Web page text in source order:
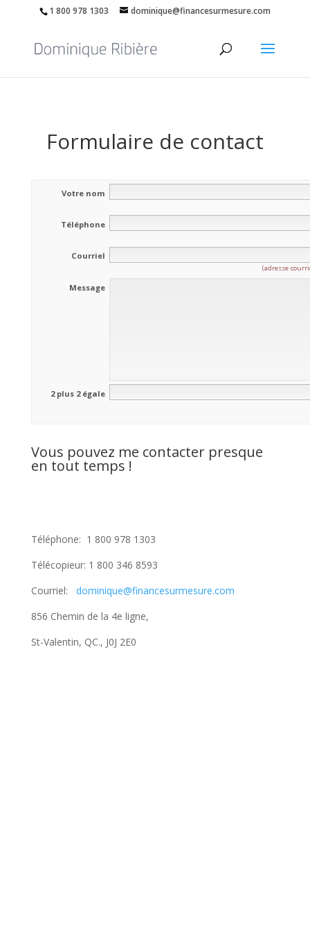
1 800 978 1303 dominique@financesurmesure.com
Formulaire de contact
Votre nom
Téléphone
Courriel
(adresse
Message
2 plus 2 égale
Vous pouvez me contacter presque
en tout temps !
Téléphone: 1 800 978 1303
Télécopieur: 1 800 346 8593
Courriel: dominique@financesurmesure.com
856 Chemin de la 4e ligne,
St-Valentin, QC., J0J 2E0